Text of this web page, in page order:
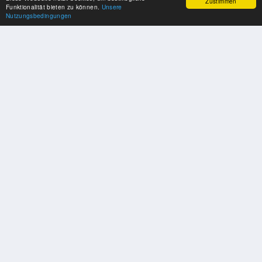
Funktionalität bieten zu können. Unsere
Nutzungsbedingungen